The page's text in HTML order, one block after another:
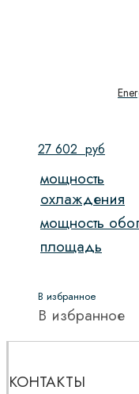
27 602 руб
мощность
охлаждения
мощность
площадь
В избранное
В избранное
КОНТАКТЫ